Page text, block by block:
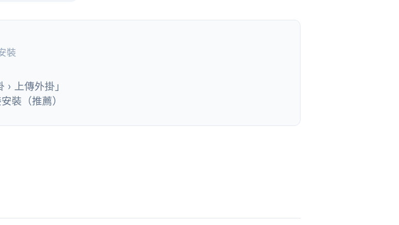
裝
上傳外掛」
裝（推薦）